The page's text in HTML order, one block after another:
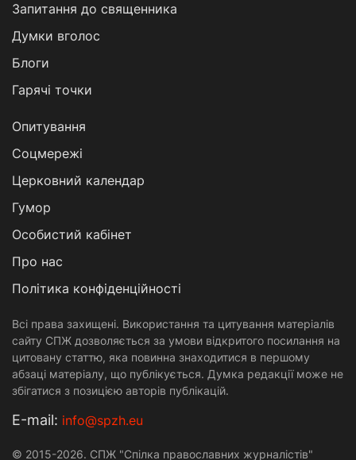
Запитання до священника
Думки вголос
Блоги
Гарячі точки
Опитування
Соцмережі
Церковний календар
Гумор
Особистий кабінет
Про нас
Політика конфіденційності
Всі права захищені. Використання та цитування матеріалів
сайту СПЖ дозволяється за умови відкритого посилання на
цитовану статтю, яка повинна знаходитися в першому
абзаці матеріалу, що публікується. Думка редакції може не
збігатися з позицією авторів публікацій.
Е-mail: info@spzh.eu
© 2015-2026. СПЖ "Спілка православних журналістів"